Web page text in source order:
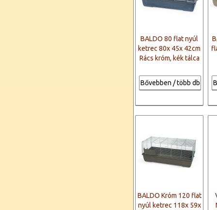
BALDO 80 flat nyúl
ketrec 80x 45x 42cm
Rács króm, kék tálca
Bővebben / több db
BALDO Króm 120 flat
nyúl ketrec 118x 59x